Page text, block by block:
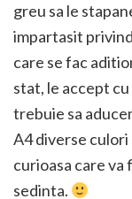
greu sa le
impartasit
care se fac
stat, le accept
trebuie sa
A4 diverse
curioasa care va
sedinta.